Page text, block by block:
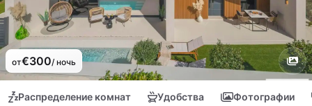
от€300/ ночь
Распределение комнат Удобства Фотографии